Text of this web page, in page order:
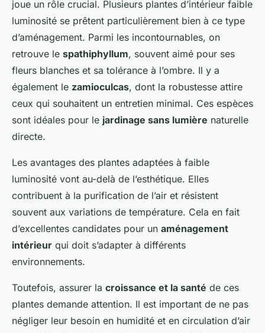
joue un rôle crucial. Plusieurs plantes d’intérieur faible
luminosité se prêtent particulièrement bien à ce type
d’aménagement. Parmi les incontournables, on
retrouve le spathiphyllum, souvent aimé pour ses
fleurs blanches et sa tolérance à l’ombre. Il y a
également le zamioculcas, dont la robustesse attire
ceux qui souhaitent un entretien minimal. Ces espèces
sont idéales pour le jardinage sans lumière naturelle
directe.
Les avantages des plantes adaptées à faible
luminosité vont au-delà de l’esthétique. Elles
contribuent à la purification de l’air et résistent
souvent aux variations de température. Cela en fait
d’excellentes candidates pour un aménagement
intérieur qui doit s’adapter à différents
environnements.
Toutefois, assurer la croissance et la santé de ces
plantes demande attention. Il est important de ne pas
négliger leur besoin en humidité et en circulation d’air